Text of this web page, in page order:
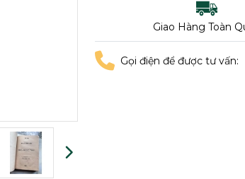
Giao Hàng Toàn
Gọi điện để được tư vấn: